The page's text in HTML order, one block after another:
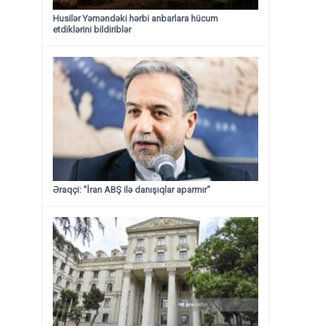
Husilər Yəməndəki hərbi anbarlara hücum
etdiklərini bildiriblər
Əraqçi: "İran ABŞ ilə danışıqlar aparmır"